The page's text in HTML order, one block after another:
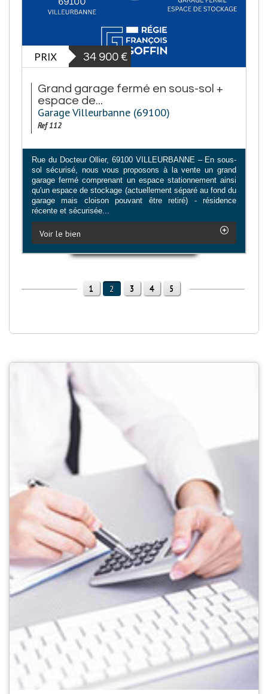
PRIX 34 900 €
Grand garage fermé en sous-sol +
espace de...
Garage Villeurbanne (69100)
Ref 112
Rue du Docteur Ollier, 69100 VILLEURBANNE – En sous-
sol sécurisé, nous vous proposons à la vente un grand
garage fermé comprenant un espace stationnement ainsi
qu'un espace de stockage (actuellement séparé au fond du
garage mais cloison pouvant être retiré) - résidence
récente et sécurisée...
Voir le bien
1 2 3 4 5